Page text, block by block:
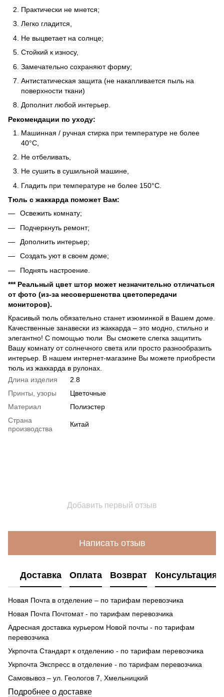
Практически не мнется;
Легко гладится,
Не выцветает на солнце;
Стойкий к износу,
Замечательно сохраняют форму;
Антистатическая защита (не накапливается пыль на
поверхности ткани)
Дополнит любой интерьер.
Рекомендации по уходу:
Машинная / ручная стирка при температуре не более
40°C,
Не отбеливать,
Не сушить в сушильной машине,
Гладить при температуре не более 150°C.
Тюль с жаккарда поможет Вам:
Освежить комнату;
Подчеркнуть ремонт;
Дополнить интерьер;
Создать уют в своем доме;
Поднять настроение.
*** Реальный цвет штор может незначительно отличаться
от фото (из-за несовершенства цветопередачи
мониторов).
Красивый тюль обязательно станет изюминкой в Вашем доме.
Качественные занавески из жаккарда – это модно, стильно и
элегантно! С помощью тюли Вы сможете слегка защитить
Вашу комнату от солнечного света или просто разнообразить
интерьер. В нашем интернет-магазине Вы можете приобрести
тюль из жаккарда в рулонах.
Длина изделия
2.8
Принты, узоры
Цветочные
Материал
Полиэстер
Страна
производства
Китай
Добавить первый отзыв
Написать отзыв
Доставка Оплата Возврат Консультация
Новая Почта в отделение – по тарифам перевозчика
Новая Почта Почтомат - по тарифам перевозчика
Адресная доставка курьером Новой почты - по тарифам
перевозчика
Укрпочта Стандарт к отделению - по тарифам перевозчика
Укрпочта Экспресс в отделение - по тарифам перевозчика
Самовывоз – ул. Геологов 7, Хмельницкий
Подробнее о доставке